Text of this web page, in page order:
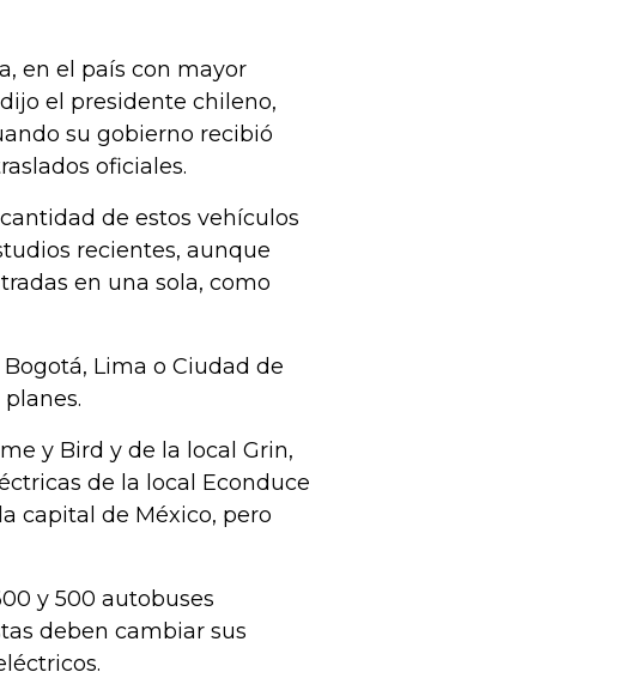
en el país con mayor
el presidente chileno,
su gobierno recibió
oficiales.
de estos vehículos
recientes, aunque
en una sola, como
Lima o Ciudad de
y Bird y de la local Grin,
de la local Econduce
capital de México, pero
y 500 autobuses
deben cambiar sus